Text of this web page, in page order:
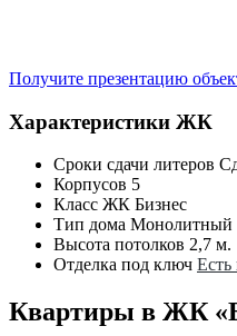
Получите презентацию
Характеристики ЖК
Сроки сдачи литеров
Корпусов 5
Класс ЖК Бизнес
Тип дома Монолитный
Высота потолков 2,7 м.
Отделка под ключ Есть
Квартиры в ЖК